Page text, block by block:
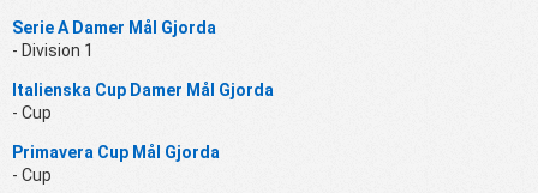
Serie A Damer Mål Gjorda
- Division 1
Italienska Cup Damer Mål Gjorda
- Cup
Primavera Cup Mål Gjorda
- Cup